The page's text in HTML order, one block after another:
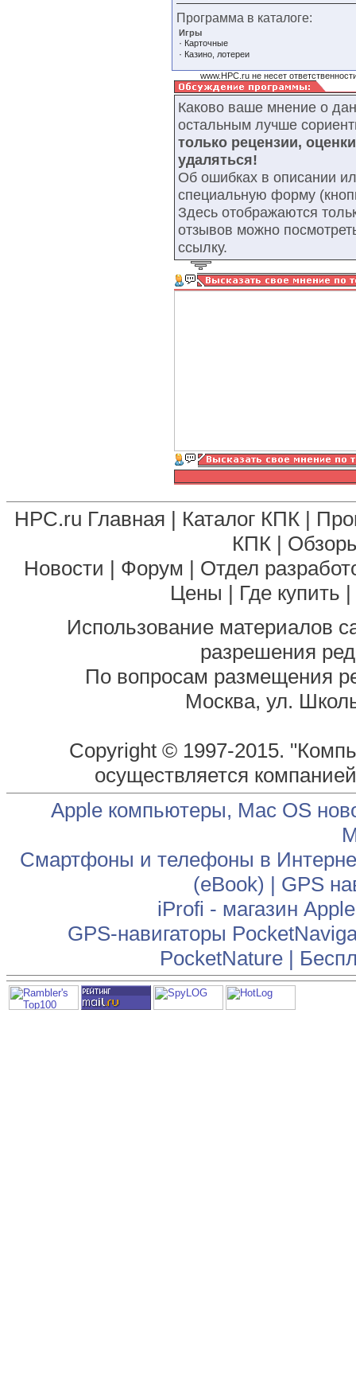
Программа в каталоге:
Игры
· Карточные
· Казино, лотереи
www.HPC.ru не несет
Каково ваше мнение о
остальным лучше
только рецензии,
удаляться!
Об ошибках в описании
специальную форму
Здесь отображаются
отзывов можно
ссылку.
HPC.ru Главная | Каталог КПК |
КПК |
Новости | Форум | Отдел
Цены | Где купить |
Использование материалов
разрешения
По вопросам размещения
Москва, ул.
Copyright © 1997-2015.
осуществляется
Apple компьютеры, Mac OS
Смартфоны и телефоны в
(eBook) | GPS
iProfi - магазин
GPS-навигаторы
PocketNature|